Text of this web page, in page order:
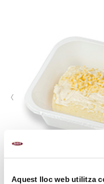
Aquest lloc web utilitza